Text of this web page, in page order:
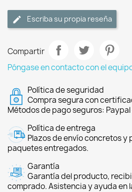
Escriba su propia reseña
Compartir
Póngase en contacto con el
Política de seguridad
Compra segura con
Métodos de pago seguros: Paypal
Política de entrega
Plazos de envío concretos y
paquetes entregados.
Garantía
Garantía del producto,
comprado. Asistencia y ayuda en